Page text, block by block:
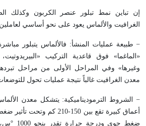
إن تباين نمط تبلور عنصر الكربون وكذلك
الغرافيت والألماس يعود على نحو أساسي
− طبيعة عمليات المنشأ: فالألماس يتبلور
«الماغما» فوق قاعدية التركيب
وغيرها» وفي المراحل الأولى من مراحل
معدن الغرافيت غالباً نتيجة عمليات تحول
− الشروط الترموديناميكية: يتشكل معدن
ضغط جوي